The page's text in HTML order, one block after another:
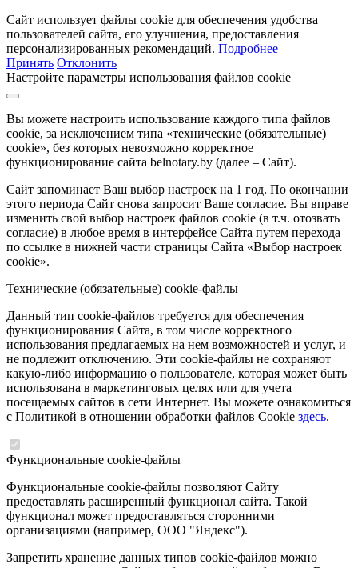
Сайт использует файлы cookie для обеспечения удобства
пользователей сайта, его улучшения, предоставления
персонализированных рекомендаций. Подробнее
Принять Отклонить
Настройте параметры использования файлов cookie
Вы можете настроить использование каждого типа файлов
cookie, за исключением типа «технические (обязательные)
cookie», без которых невозможно корректное
функционирование сайта belnotary.by (далее – Сайт).
Сайт запоминает Ваш выбор настроек на 1 год. По окончании
этого периода Сайт снова запросит Ваше согласие. Вы вправе
изменить свой выбор настроек файлов cookie (в т.ч. отозвать
согласие) в любое время в интерфейсе Сайта путем перехода
по ссылке в нижней части страницы Сайта «Выбор настроек
cookie».
Технические (обязательные) cookie-файлы
Данный тип cookie-файлов требуется для обеспечения
функционирования Сайта, в том числе корректного
использования предлагаемых на нем возможностей и услуг, и
не подлежит отключению. Эти cookie-файлы не сохраняют
какую-либо информацию о пользователе, которая может быть
использована в маркетинговых целях или для учета
посещаемых сайтов в сети Интернет. Вы можете ознакомиться
с Политикой в отношении обработки файлов Cookie здесь.
Функциональные cookie-файлы
Функциональные cookie-файлы позволяют Сайту
предоставлять расширенный функционал сайта. Такой
функционал может предоставляться сторонними
организациями (например, ООО "Яндекс").
Запретить хранение данных типов cookie-файлов можно